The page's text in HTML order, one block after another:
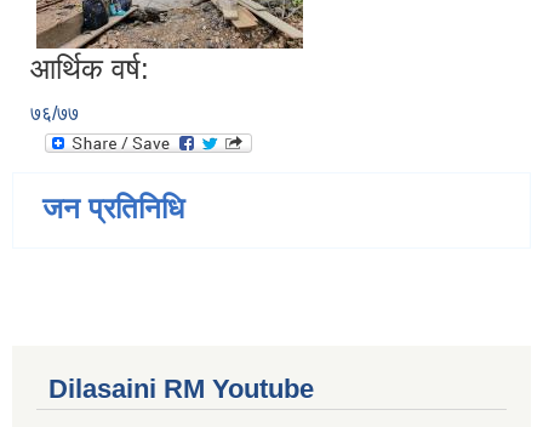
आर्थिक वर्ष:
७६/७७
जन प्रतिनिधि
Dilasaini RM Youtube